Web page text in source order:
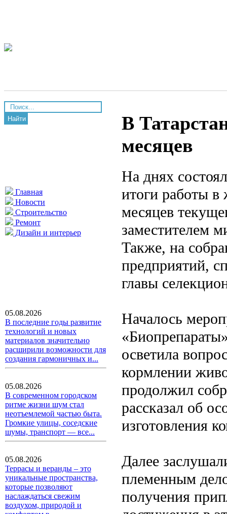
Найти
Главная
Новости
Строительство
Ремонт
Дизайн и интерьер
05.08.2026
В последние годы развитие
технологий и новых
материалов значительно
расширили возможности для
создания гармоничных и...
05.08.2026
В современном городском
ритме жизни шум стал
неотъемлемой частью быта.
Громкие улицы, соседские
шумы, транспорт — все...
05.08.2026
Террасы и веранды – это
уникальные пространства,
которые позволяют
наслаждаться свежим
воздухом, природой и
В
месяцев
На днях
итоги работы в
месяцев
заместителем
Также, на
предприятий,
главы
Началось
осветила
кормлении
продолжил
рассказал об
изготовления
Далее
племенным
получения